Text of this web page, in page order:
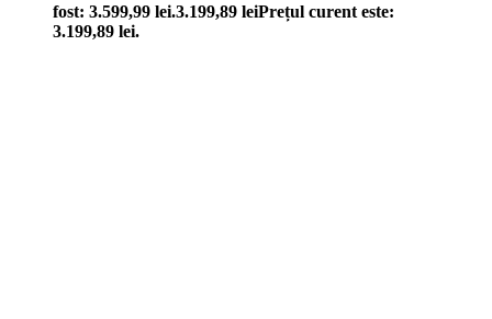
fost: 3.599,99 lei.3.199,89 leiPrețul curent este:
3.199,89 lei.